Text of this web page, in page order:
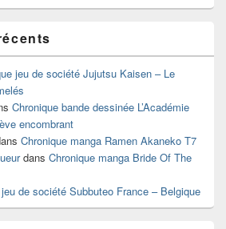
jeu de société Jujutsu Kaisen – Le
Chronique bande dessinée L’Académie
encombrant
Chronique manga Ramen Akaneko T7
dans Chronique manga Bride Of The
de société Subbuteo France – Belgique